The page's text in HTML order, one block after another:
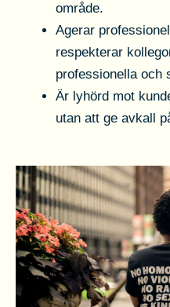
område.
Agerar
respekterar
professionella och
Är lyhörd mot
utan att ge avkall